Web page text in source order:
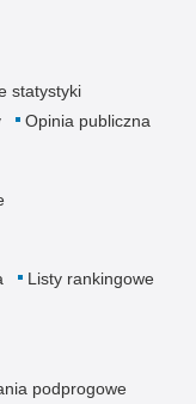
statystyki
Opinia publiczna
Listy rankingowe
podprogowe